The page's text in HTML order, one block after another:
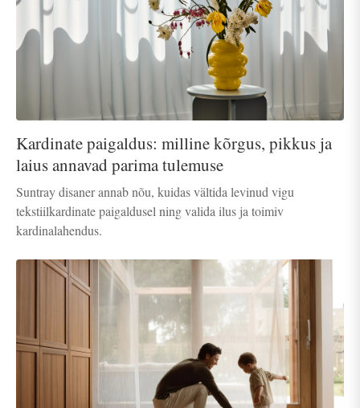
Kardinate paigaldus: milline kõrgus, pikkus ja
laius annavad parima tulemuse
Suntray disaner annab nõu, kuidas vältida levinud vigu
tekstiilkardinate paigaldusel ning valida ilus ja toimiv
kardinalahendus.